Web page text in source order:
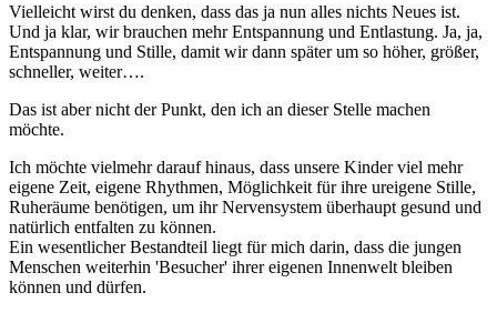
Vielleicht wirst du denken, dass das ja nun alles nichts Neues ist.
Und ja klar, wir brauchen mehr Entspannung und Entlastung. Ja, ja,
Entspannung und Stille, damit wir dann später um so höher, größer,
schneller, weiter….
Das ist aber nicht der Punkt, den ich an dieser Stelle machen
möchte.
Ich möchte vielmehr darauf hinaus, dass unsere Kinder viel mehr
eigene Zeit, eigene Rhythmen, Möglichkeit für ihre ureigene Stille,
Ruheräume benötigen, um ihr Nervensystem überhaupt gesund und
natürlich entfalten zu können.
Ein wesentlicher Bestandteil liegt für mich darin, dass die jungen
Menschen weiterhin 'Besucher' ihrer eigenen Innenwelt bleiben
können und dürfen.